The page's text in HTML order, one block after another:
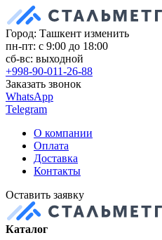
Город: Ташкент изменить
пн-пт: с 9:00 до 18:00
сб-вс: выходной
+998-90-011-26-88
Заказать звонок
WhatsApp
Telegram
О компании
Оплата
Доставка
Контакты
Оставить заявку
Каталог